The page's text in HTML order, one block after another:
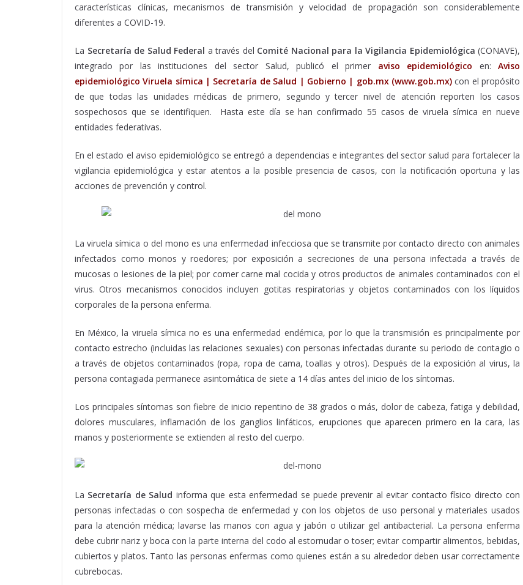
características clínicas, mecanismos de transmisión y velocidad de propagación son considerablemente
diferentes a COVID-19.
La Secretaría de Salud Federal a través del Comité Nacional para la Vigilancia Epidemiológica (CONAVE),
integrado por las instituciones del sector Salud, publicó el primer aviso epidemiológico en:Aviso
epidemiológico Viruela símica | Secretaría de Salud | Gobierno | gob.mx (www.gob.mx)con el propósito
de que todas las unidades médicas de primero, segundo y tercer nivel de atención reporten los casos
sospechosos que se identifiquen. Hasta este día se han confirmado 55 casos de viruela símica en nueve
entidades federativas.
En el estado el aviso epidemiológico se entregó a dependencias e integrantes del sector salud para fortalecer la
vigilancia epidemiológica y estar atentos a la posible presencia de casos, con la notificación oportuna y las
acciones de prevención y control.
La viruela símica o del mono es una enfermedad infecciosa que se transmite por contacto directo con animales
infectados como monos y roedores; por exposición a secreciones de una persona infectada a través de
mucosas o lesiones de la piel; por comer carne mal cocida y otros productos de animales contaminados con el
virus. Otros mecanismos conocidos incluyen gotitas respiratorias y objetos contaminados con los líquidos
corporales de la persona enferma.
En México, la viruela símica no es una enfermedad endémica, por lo que la transmisión es principalmente por
contacto estrecho (incluidas las relaciones sexuales) con personas infectadas durante su periodo de contagio o
a través de objetos contaminados (ropa, ropa de cama, toallas y otros). Después de la exposición al virus, la
persona contagiada permanece asintomática de siete a 14 días antes del inicio de los síntomas.
Los principales síntomas son fiebre de inicio repentino de 38 grados o más, dolor de cabeza, fatiga y debilidad,
dolores musculares, inflamación de los ganglios linfáticos, erupciones que aparecen primero en la cara, las
manos y posteriormente se extienden al resto del cuerpo.
La Secretaría de Salud informa que esta enfermedad se puede prevenir al evitar contacto físico directo con
personas infectadas o con sospecha de enfermedad y con los objetos de uso personal y materiales usados
para la atención médica; lavarse las manos con agua y jabón o utilizar gel antibacterial. La persona enferma
debe cubrir nariz y boca con la parte interna del codo al estornudar o toser; evitar compartir alimentos, bebidas,
cubiertos y platos. Tanto las personas enfermas como quienes están a su alrededor deben usar correctamente
cubrebocas.